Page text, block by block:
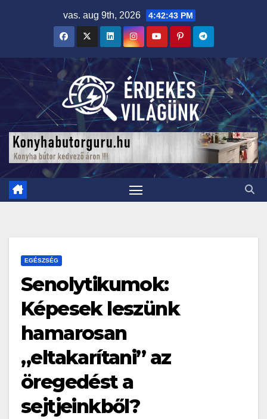
vas. aug 9th, 2026 4:42:44 PM
EGÉSZSÉG
Senolytikumok:
Képesek leszünk
hamarosan
„eltakarítani” az
öregedést a
sejtjeinkből?